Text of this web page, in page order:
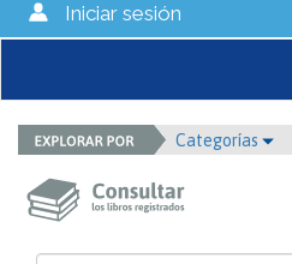
Iniciar sesión
Categorías